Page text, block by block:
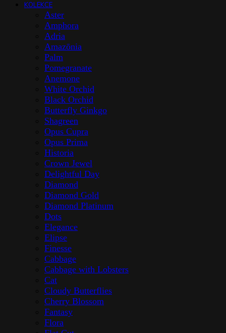
KOLEKCE
Aster
Amphora
Adria
Amazōnia
Palm
Pomegranate
Anemone
White Orchid
Black Orchid
Butterfly Ginkgo
Shagreen
Opus Cupra
Opus Prima
Historia
Crown Jewel
Delightful Day
Diamond
Diamond Gold
Diamond Platinum
Dots
Elegance
Elipse
Finesse
Cabbage
Cabbage with Lobsters
Cat
Cloudy Butterflies
Cherry Blossom
Fantasy
Flora